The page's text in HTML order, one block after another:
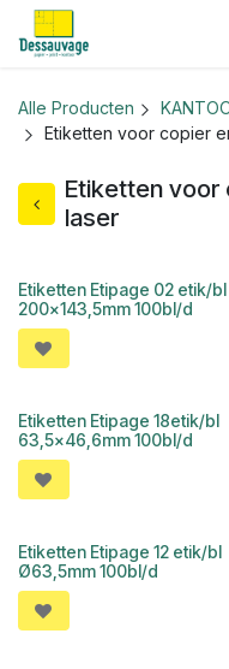
Overslaan naar inhoud
Alle Producten
Etiketten voor copier
Etiketten voor
laser
Etiketten Etipage 02 etik/bl
200x143,5mm 100bl/d
Etiketten Etipage 18etik/bl
63,5x46,6mm 100bl/d
Etiketten Etipage 12 etik/bl
Ø63,5mm 100bl/d